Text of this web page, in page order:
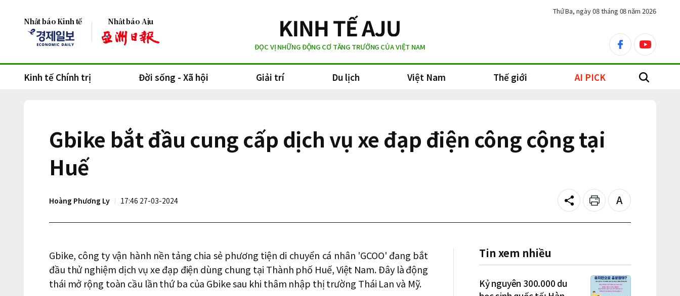
Nhật báo Kinh tế Nhật báo Aju
ĐỌC VỊ NHỮNG ĐỘNG CƠ TĂNG TRƯỞNG CỦA VIỆT NAM
facebookyoutube
Thứ Ba, ngày 08 tháng 08 năm 2026
Kinh tế Chính trị Đời sống - Xã hội Giải trí Du lịch Việt Nam Thế giới AI PICK search
Gbike bắt đầu cung cấp dịch vụ xe đạp điện công cộng tại
Huế
Hoàng Phương Ly 17:46 27-03-2024 Share Print
Text
size
Gbike, công ty vận hành nền tảng chia sẻ phương tiện di chuyển cá nhân 'GCOO' đang bắt
đầu thử nghiệm dịch vụ xe đạp điện dùng chung tại Thành phố Huế, Việt Nam. Đây là động
thái mở rộng toàn cầu lần thứ ba của Gbike sau khi thâm nhập thị trường Thái Lan và Mỹ.
Tin xem nhiều
Kỷ nguyên 300.000 du